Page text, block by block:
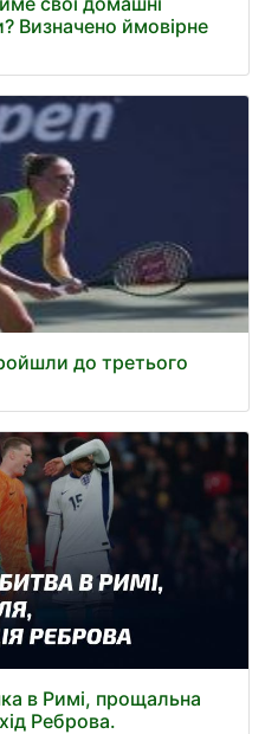
Визначено ймовірне
до третього
в Римі, прощальна
Реброва.